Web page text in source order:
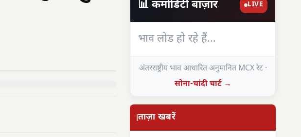
📊 कमोडिटी बाज़ार LIVE
भाव लोड हो रहे हैं…
अंतरराष्ट्रीय भाव आधारित अनुमानित MCX रेट ·
सोना-चांदी चार्ट →
ताज़ा खबरें